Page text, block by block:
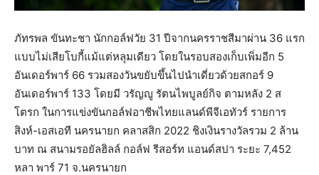
ภัทรพล ขันทะชา นักกอล์ฟวัย 31 ปีจากนครราชสีมาผ่าน 36 แรก
แบบไม่เสียโบกี้แม้แต่หลุมเดียว โดยในรอบสองเก็บเพิ่มอีก 5
อันเดอร์พาร์ 66 รวมสองวันขยับขึ้นไปนำเดี่ยวด้วยสกอร์ 9
อันเดอร์พาร์ 133 โดยมี วรัญญู รัตนไพบูลย์กิจ ตามหลัง 2 ส
โตรก ในการแข่งขันกอล์ฟอาชีพไทยแลนด์พีจีเอทัวร์ รายการ
สิงห์-เอสเอที นครนายก คลาสสิก 2022 ชิงเงินรางวัลรวม 2 ล้าน
บาท ณ สนามรอยัลฮิลล์ กอล์ฟ รีสอร์ท แอนด์​สปา ระยะ 7,452
หลา พาร์ 71 จ.นครนายก